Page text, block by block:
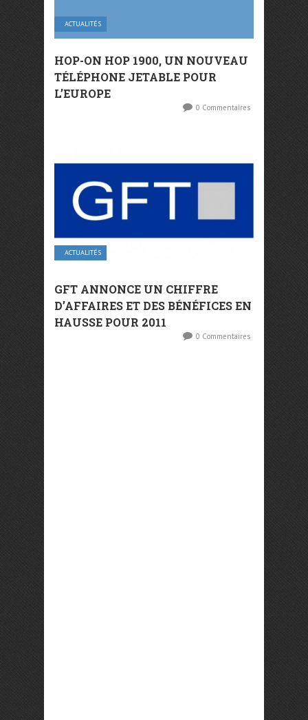
ACTUALITÉS
HOP-ON HOP 1900, UN NOUVEAU
TÉLÉPHONE JETABLE POUR
L’EUROPE
0 Commentaires
ACTUALITÉS
GFT ANNONCE UN CHIFFRE
D’AFFAIRES ET DES BÉNÉFICES EN
HAUSSE POUR 2011
0 Commentaires